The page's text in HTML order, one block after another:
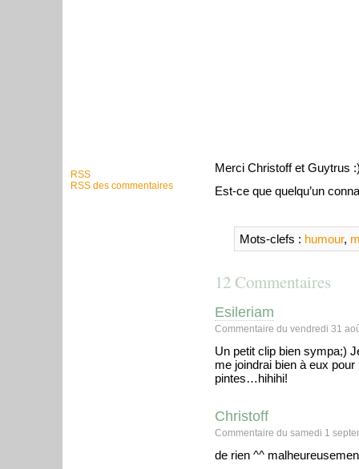
RSS
RSS des commentaires
Merci Christoff et Guytrus
Est-ce que quelqu’un
Mots-clefs : humour,
12 Commentaires
Esileriam
Commentaire du vendredi 31
Un petit clip bien sympa;)
me joindrai bien à eux
pintes…hihihi!
Christoff
Commentaire du samedi 1
de rien ^^